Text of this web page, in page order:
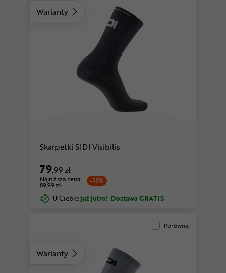
Warianty
Skarpetki SIDI Visibilis
79,99 zł
-11%
Najniższa cena:
89,99 zł
U Ciebie już jutro! Dostawa GRATIS
Warianty
Porównaj